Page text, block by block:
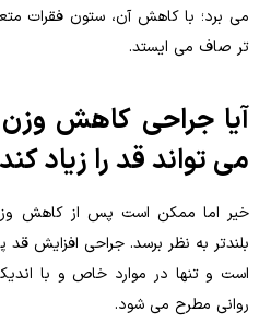
می برد؛ با کاهش آن، ستون فقرات
تر صاف می ایستد.
آیا جراحی کاهش
می تواند قد را زیاد
خیر اما ممکن است پس از کاهش
بلندتر به نظر برسد. جراحی افزایش
است و تنها در موارد خاص و با
روانی مطرح می شود.